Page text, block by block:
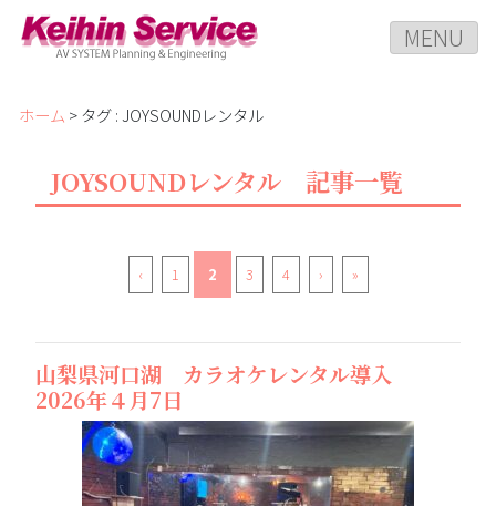
MENU
ホーム > タグ : JOYSOUNDレンタル
JOYSOUNDレンタル 記事一覧
‹ 1 2 3 4 › »
山梨県河口湖 カラオケレンタル導入
2026年４月7日